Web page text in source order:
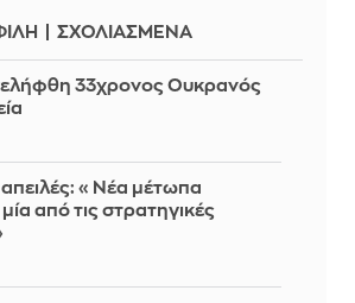
ΣΧΟΛΙΑΣΜΕΝΑ
33χρονος Ουκρανός
απειλές: «Νέα μέτωπα
από τις στρατηγικές